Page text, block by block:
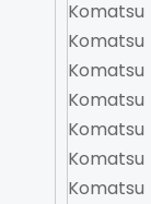
Komatsu
Komatsu
Komatsu
Komatsu
Komatsu
Komatsu
Komatsu